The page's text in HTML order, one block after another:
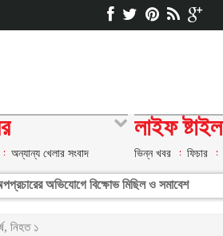
অন্যান্য খেলার সংবাদ
লাইফ ষ্টাইল
ভিন্ন খবর ফিচার
অভিযোগে বিক্ষোভ মিছিল ও সমাবেশ
নিহত ১